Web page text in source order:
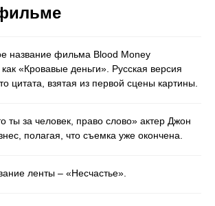
название фильма Blood Money
«Кровавые деньги». Русская версия
цитата, взятая из первой сцены картины.
ты за человек, право слово» актер Джон
полагая, что съемка уже окончена.
ленты – «Несчастье».